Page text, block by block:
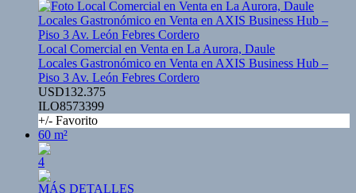
Local Comercial en Venta en La Aurora, Daule
Locales Gastronómico en Venta en AXIS Business Hub –
Piso 3 Av. León Febres Cordero
USD132.375
ILO8573399
+/- Favorito
60 m²
4
MÁS DETALLES